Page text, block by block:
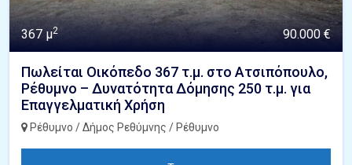
367 μ2 90.000 €
Πωλείται Οικόπεδο 367 τ.μ. στο Ατσιπόπουλο,
Ρέθυμνο – Δυνατότητα Δόμησης 250 τ.μ. για
Επαγγελματική Χρήση
Ρέθυμνο / Δήμος Ρεθύμνης / Ρέθυμνο